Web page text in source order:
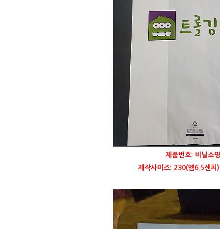
제품번호: 비닐쇼
제작사이즈: 230(엠6.5센치